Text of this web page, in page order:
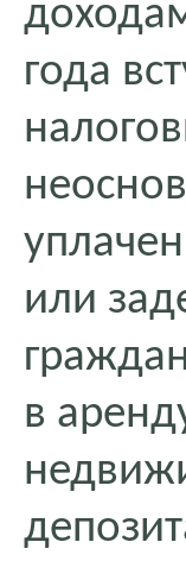
года
или
в